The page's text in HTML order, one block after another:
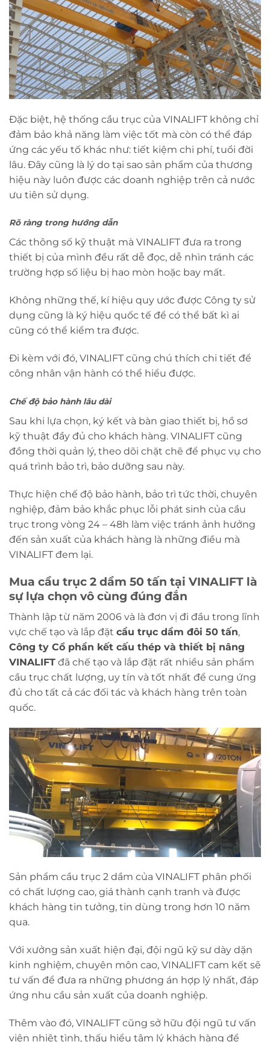
Đặc biệt, hệ thống cầu trục của VINALIFT không chỉ
đảm bảo khả năng làm việc tốt mà còn có thể đáp
ứng các yếu tố khác như: tiết kiệm chi phí, tuổi đời
lâu. Đây cũng là lý do tại sao sản phẩm của thương
hiệu này luôn được các doanh nghiệp trên cả nước
ưu tiên sử dụng.
Rõ ràng trong hướng dẫn
Các thông số kỹ thuật mà VINALIFT đưa ra trong
thiết bị của mình đều rất dễ đọc, dễ nhìn tránh các
trường hợp số liệu bị hao mòn hoặc bay mất.
Không những thế, kí hiệu quy ước được Công ty sử
dụng cũng là ký hiệu quốc tế để có thể bất kì ai
cũng có thể kiểm tra được.
Đi kèm với đó, VINALIFT cũng chú thích chi tiết để
công nhân vận hành có thể hiểu được.
Chế độ bảo hành lâu dài
Sau khi lựa chọn, ký kết và bàn giao thiết bị, hồ sơ
kỹ thuật đầy đủ cho khách hàng. VINALIFT cũng
đồng thời quản lý, theo dõi chặt chẽ để phục vụ cho
quá trình bảo trì, bảo dưỡng sau này.
Thực hiện chế độ bảo hành, bảo trì tức thời, chuyên
nghiệp, đảm bảo khắc phục lỗi phát sinh của cầu
trục trong vòng 24 – 48h làm việc tránh ảnh hưởng
đến sản xuất của khách hàng là những điều mà
VINALIFT đem lại.
Mua cầu trục 2 dầm 50 tấn tại VINALIFT là
sự lựa chọn vô cùng đúng đắn
Thành lập từ năm 2006 và là đơn vị đi đầu trong lĩnh
vực chế tạo và lắp đặt cầu trục dầm đôi 50 tấn,
Công ty Cổ phần kết cấu thép và thiết bị nâng
VINALIFT đã chế tạo và lắp đặt rất nhiều sản phẩm
cầu trục chất lượng, uy tín và tốt nhất để cung ứng
đủ cho tất cả các đối tác và khách hàng trên toàn
quốc.
Sản phẩm cầu trục 2 dầm của VINALIFT phân phối
có chất lượng cao, giá thành cạnh tranh và được
khách hàng tin tưởng, tin dùng trong hơn 10 năm
qua.
Với xưởng sản xuất hiện đại, đội ngũ kỹ sư dày dặn
kinh nghiệm, chuyên môn cao, VINALIFT cam kết sẽ
tư vấn để đưa ra những phương án hợp lý nhất, đáp
ứng nhu cầu sản xuất của doanh nghiệp.
Thêm vào đó, VINALIFT cũng sở hữu đội ngũ tư vấn
viên nhiệt tình, thấu hiểu tâm lý khách hàng để